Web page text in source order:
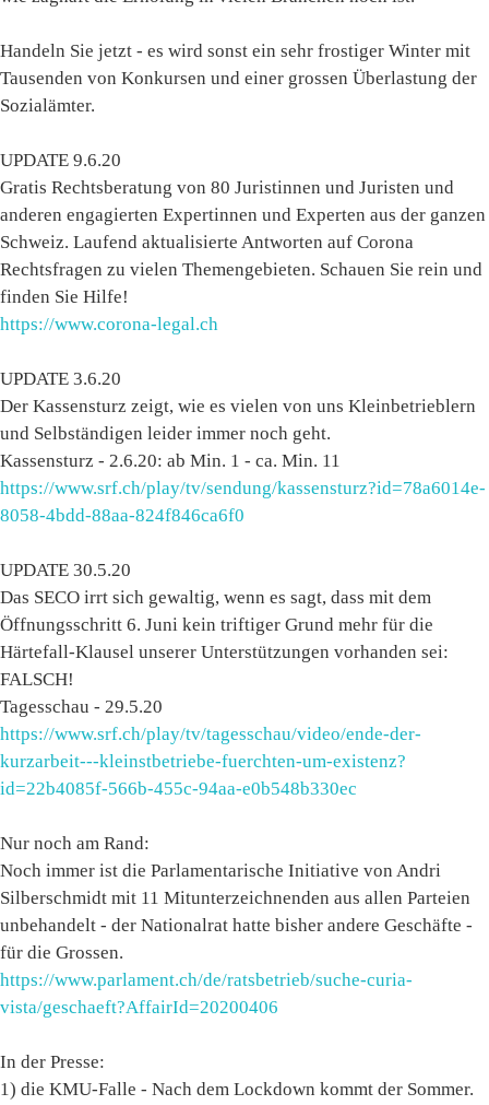
Handeln Sie jetzt - es wird sonst ein sehr frostiger Winter mit
Tausenden von Konkursen und einer grossen Überlastung der
Sozialämter.
UPDATE 9.6.20
Gratis Rechtsberatung von 80 Juristinnen und Juristen und
anderen engagierten Expertinnen und Experten aus der ganzen
Schweiz. Laufend aktualisierte Antworten auf Corona
Rechtsfragen zu vielen Themengebieten. Schauen Sie rein und
finden Sie Hilfe!
https://www.corona-legal.ch
UPDATE 3.6.20
Der Kassensturz zeigt, wie es vielen von uns Kleinbetrieblern
und Selbständigen leider immer noch geht.
Kassensturz - 2.6.20: ab Min. 1 - ca. Min. 11
https://www.srf.ch/play/tv/sendung/kassensturz?id=78a6014e-
8058-4bdd-88aa-824f846ca6f0
UPDATE 30.5.20
Das SECO irrt sich gewaltig, wenn es sagt, dass mit dem
Öffnungsschritt 6. Juni kein triftiger Grund mehr für die
Härtefall-Klausel unserer Unterstützungen vorhanden sei:
FALSCH!
Tagesschau - 29.5.20
https://www.srf.ch/play/tv/tagesschau/video/ende-der-
kurzarbeit---kleinstbetriebe-fuerchten-um-existenz?
id=22b4085f-566b-455c-94aa-e0b548b330ec
Nur noch am Rand:
Noch immer ist die Parlamentarische Initiative von Andri
Silberschmidt mit 11 Mitunterzeichnenden aus allen Parteien
unbehandelt - der Nationalrat hatte bisher andere Geschäfte -
für die Grossen.
https://www.parlament.ch/de/ratsbetrieb/suche-curia-
vista/geschaeft?AffairId=20200406
In der Presse:
1) die KMU-Falle - Nach dem Lockdown kommt der Sommer.